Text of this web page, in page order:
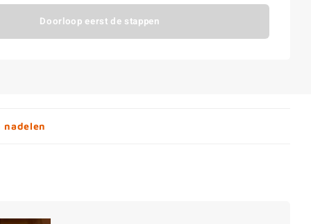
Doorloop eerst de stappen
nadelen